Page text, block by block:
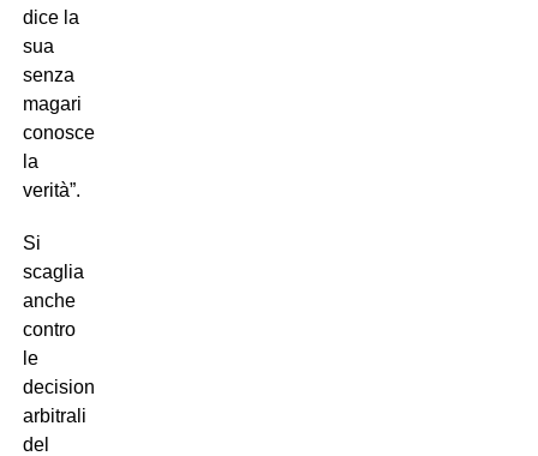
dice la
sua
senza
magari
conoscere
la
verità”.
Si
scaglia
anche
contro
le
decisioni
arbitrali
del